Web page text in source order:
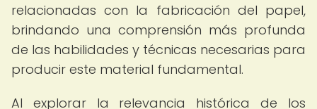
relacionadas con la fabricación del papel,
brindando una comprensión más profunda
de las habilidades y técnicas necesarias para
producir este material fundamental.
Al explorar la relevancia histórica de los